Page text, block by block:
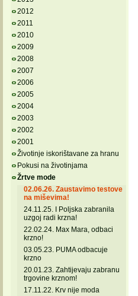
2012
2011
2010
2009
2008
2007
2006
2005
2004
2003
2002
2001
Životinje iskorištavane za hranu
Pokusi na životinjama
Žrtve mode
02.06.26. Zaustavimo testove
na miševima!
24.11.25. I Poljska zabranila
uzgoj radi krzna!
22.02.24. Max Mara, odbaci
krzno!
03.05.23. PUMA odbacuje
krzno
20.01.23. Zahtijevaju zabranu
trgovine krznom!
17.11.22. Krv nije moda